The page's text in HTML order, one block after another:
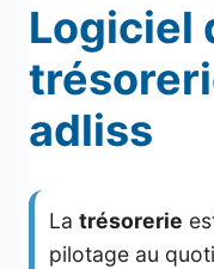
Logiciel
adliss
La trésorerie
pilotage au